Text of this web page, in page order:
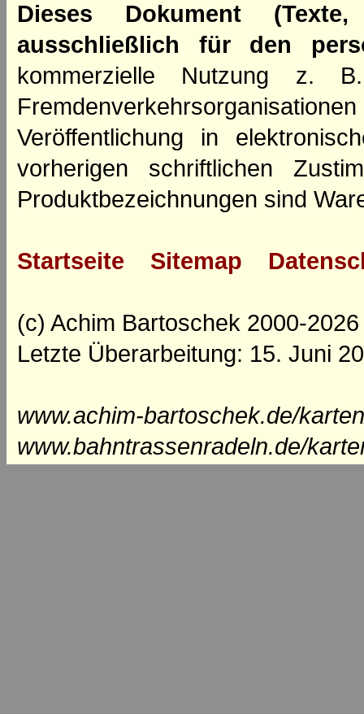
Dieses Dokument
ausschließlich für den
kommerzielle Nutzung z.
Veröffentlichung in
vorherigen schriftlichen
Produktbezeichnungen sind
Startseite Sitemap
(c) Achim Bartoschek 2000-2026
Letzte Überarbeitung: 15. Juni
www.achim-bartoschek.de/
www.bahntrassenradeln.de/